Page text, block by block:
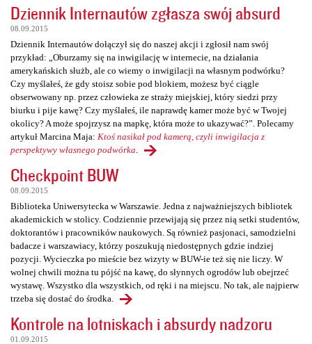
Dziennik Internautów zgłasza swój absurd
08.09.2015
Dziennik Internautów dołączył się do naszej akcji i zgłosił nam swój
przykład: „Oburzamy się na inwigilację w internecie, na działania
amerykańskich służb, ale co wiemy o inwigilacji na własnym podwórku?
Czy myślałeś, że gdy stoisz sobie pod blokiem, możesz być ciągle
obserwowany np. przez człowieka ze straży miejskiej, który siedzi przy
biurku i pije kawę? Czy myślałeś, ile naprawdę kamer może być w Twojej
okolicy? A może spojrzysz na mapkę, która może to ukazywać?”. Polecamy
artykuł Marcina Maja: Ktoś nasikał pod kamerą, czyli inwigilacja z
perspektywy własnego podwórka
Checkpoint BUW
08.09.2015
Biblioteka Uniwersytecka w Warszawie. Jedna z najważniejszych bibliotek
akademickich w stolicy. Codziennie przewijają się przez nią setki studentów,
doktorantów i pracowników naukowych. Są również pasjonaci, samodzielni
badacze i warszawiacy, którzy poszukują niedostępnych gdzie indziej
pozycji. Wycieczka po mieście bez wizyty w BUW-ie też się nie liczy. W
wolnej chwili można tu pójść na kawę, do słynnych ogrodów lub obejrzeć
wystawę. Wszystko dla wszystkich, od ręki i na miejscu. No tak, ale najpierw
trzeba się dostać do środka.
Kontrole na lotniskach i absurdy nadzoru
01.09.2015